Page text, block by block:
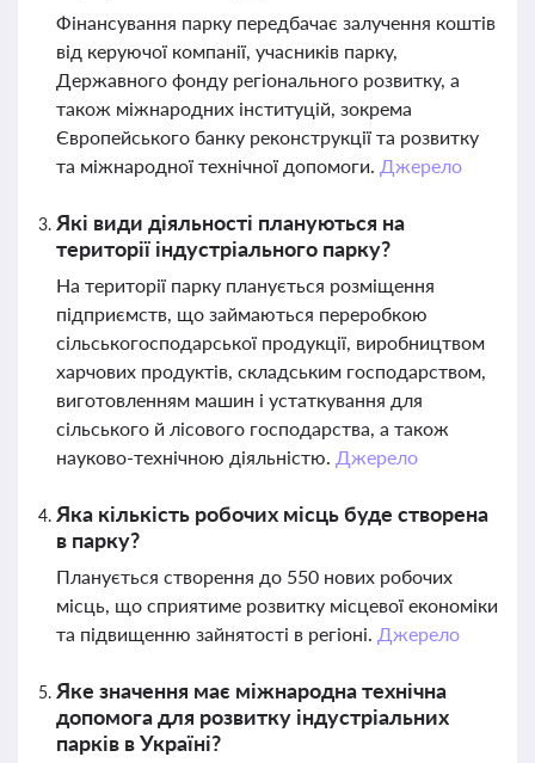
Фінансування парку передбачає залучення коштів
від керуючої компанії, учасників парку,
Державного фонду регіонального розвитку, а
також міжнародних інституцій, зокрема
Європейського банку реконструкції та розвитку
та міжнародної технічної допомоги. Джерело
Які види діяльності плануються на
території індустріального парку?
На території парку планується розміщення
підприємств, що займаються переробкою
сільськогосподарської продукції, виробництвом
харчових продуктів, складським господарством,
виготовленням машин і устаткування для
сільського й лісового господарства, а також
науково-технічною діяльністю. Джерело
Яка кількість робочих місць буде створена
в парку?
Планується створення до 550 нових робочих
місць, що сприятиме розвитку місцевої економіки
та підвищенню зайнятості в регіоні. Джерело
Яке значення має міжнародна технічна
допомога для розвитку індустріальних
парків в Україні?